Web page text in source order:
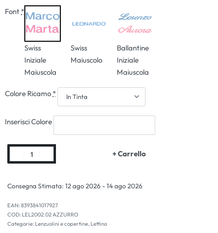
Font *
Swiss
Iniziale
Maiuscola
Swiss
Maiuscolo
Ballantine
Iniziale
Maiuscola
Colore Ricamo *
Inserisci Colore
+ Carrello
Consegna Stimata: 12 ago 2026 - 14 ago 2026
EAN: 8393841017927
LEL2002.02 AZZURRO
Categorie: Lenzuolini e copertine, Lettino